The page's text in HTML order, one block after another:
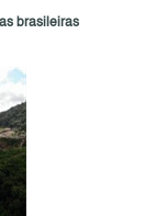
brasileiras